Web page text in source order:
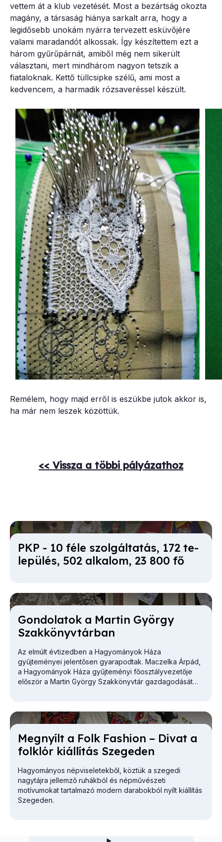
vettem át a klub vezetését. Most a bezártság okozta
magány, a társaság hiánya sarkalt arra, hogy a
legidősebb unokám nyárra tervezett esküvőjére
valami maradandót alkossak. Így készítettem ezt a
három gyűrűpárnát, amiből még nem sikerült
választani, mert mindhárom nagyon tetszik a
fiataloknak. Kettő tüllcsipke szélű, ami most a
kedvencem, a harmadik rózsaveréssel készült.
Remélem, hogy majd erről is eszükbe jutok akkor is,
ha már nem leszek közöttük.
<< Vissza a többi pályázathoz
PKP - 10 fé­le szol­gál­ta­tás, 172 te­
le­pü­lés, 502 al­ka­lom, 23 800 fő
Gon­do­la­tok a Mar­tin György
Szak­könyv­tár­ban
Az elmúlt évtizedben a Hagyományok Háza
gyűjteményei jelentősen gyarapodtak. Maczelka Árpád,
a Hagyományok Háza gyűjteményi főosztályvezetője
először a Martin György Szakkönyvtár gazdagodását
Meg­nyílt a Folk Fashi­on – Di­vat a
folk­lór ki­ál­lí­tás Sze­ge­den
Hagyományos népviseletekből, köztük a szegedi
nagytájra jellemző ruhákból és népművészeti
motívumokat tartalmazó modern darabokból nyílt kiállítás
Szegeden.